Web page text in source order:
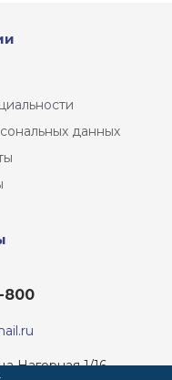
данных
800
Нагорная 1/16